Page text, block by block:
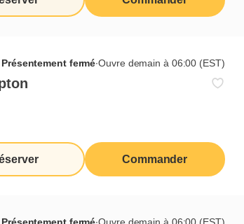
Présentement fermé∙Ouvre demain à 06:00 (EST)
Commander
vous à notre infolettre